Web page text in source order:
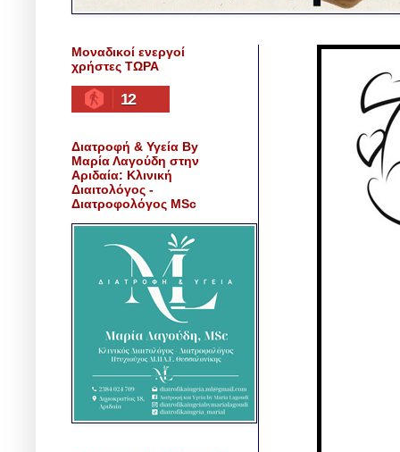
Μοναδικοί ενεργοί
χρήστες ΤΩΡΑ
12
Διατροφή & Υγεία By
Μαρία Λαγούδη στην
Αριδαία: Κλινική
Διαιτολόγος -
Διατροφολόγος MSc